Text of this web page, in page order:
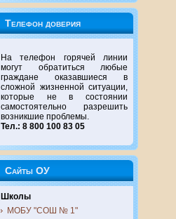
Телефон доверия
На телефон горячей линии
могут обратиться любые
граждане оказавшиеся в
сложной жизненной ситуации,
которые не в состоянии
самостоятельно разрешить
возникшие проблемы.
Тел.: 8 800 100 83 05
Сайты ОУ
Школы
МОБУ "СОШ № 1"